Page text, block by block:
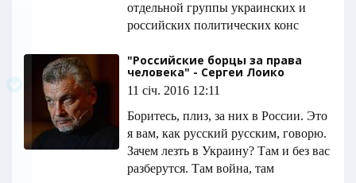
отдельной группы украинских и
российских политических конс
"Российские борцы за права
человека" - Сергеи Лоико
11 січ. 2016 12:11
Боритесь, плиз, за них в России. Это
я вам, как русский русским, говорю.
Зачем лезть в Украину? Там и без вас
разберутся. Там война, там